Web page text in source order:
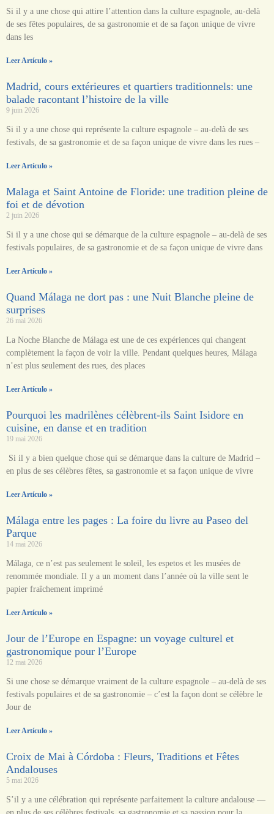
Si il y a une chose qui attire l’attention dans la culture espagnole, au-delà
de ses fêtes populaires, de sa gastronomie et de sa façon unique de vivre
dans les
Leer Artículo »
Madrid, cours extérieures et quartiers traditionnels: une
balade racontant l’histoire de la ville
9 juin 2026
Si il y a une chose qui représente la culture espagnole – au-delà de ses
festivals, de sa gastronomie et de sa façon unique de vivre dans les rues –
Leer Artículo »
Malaga et Saint Antoine de Floride: une tradition pleine de
foi et de dévotion
2 juin 2026
Si il y a une chose qui se démarque de la culture espagnole – au-delà de ses
festivals populaires, de sa gastronomie et de sa façon unique de vivre dans
Leer Artículo »
Quand Málaga ne dort pas : une Nuit Blanche pleine de
surprises
26 mai 2026
La Noche Blanche de Málaga est une de ces expériences qui changent
complètement la façon de voir la ville. Pendant quelques heures, Málaga
n’est plus seulement des rues, des places
Leer Artículo »
Pourquoi les madrilènes célèbrent-ils Saint Isidore en
cuisine, en danse et en tradition
19 mai 2026
Si il y a bien quelque chose qui se démarque dans la culture de Madrid –
en plus de ses célèbres fêtes, sa gastronomie et sa façon unique de vivre
Leer Artículo »
Málaga entre les pages : La foire du livre au Paseo del
Parque
14 mai 2026
Málaga, ce n’est pas seulement le soleil, les espetos et les musées de
renommée mondiale. Il y a un moment dans l’année où la ville sent le
papier fraîchement imprimé
Leer Artículo »
Jour de l’Europe en Espagne: un voyage culturel et
gastronomique pour l’Europe
12 mai 2026
Si une chose se démarque vraiment de la culture espagnole – au-delà de ses
festivals populaires et de sa gastronomie – c’est la façon dont se célèbre le
Jour de
Leer Artículo »
Croix de Mai à Córdoba : Fleurs, Traditions et Fêtes
Andalouses
5 mai 2026
S’il y a une célébration qui représente parfaitement la culture andalouse —